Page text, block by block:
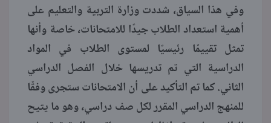
وفي هذا السياق، شددت وزارة التربية والتعليم على
أهمية استعداد الطلاب جيدًا للامتحانات، خاصة وأنها
تمثل تقييمًا رئيسيًا لمستوى الطلاب في المواد
الدراسية التي تم تدريسها خلال الفصل الدراسي
الثاني. كما تم التأكيد على أن الامتحانات ستجرى وفقًا
للمنهج الدراسي المقرر لكل صف دراسي، وهو ما يتيح